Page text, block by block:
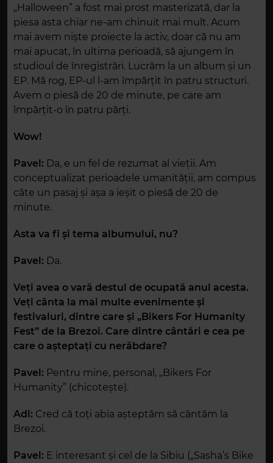
„Halloween” a fost mai prost masterizată, dar la
piesa asta chiar ne-am chinuit mai mult. Acum
mai avem niște proiecte la activ, doar că nu am
mai apucat, în ultima perioadă, să ajungem în
studioul de înregistrări. Lucrăm la un album și un
EP. Mă rog, EP-ul l-am împărțit în patru structuri.
Avem o piesă de 20 de minute, pe care am
împărțit-o în patru părți.
Wow!
Pavel: Da, e un fel de rezumat al vieții. Am
conceptualizat perioadele umanității, am compus
câte un pasaj și așa a ieșit o piesă de 20 de
minute.
Asta va fi și tema albumului, nu?
Pavel: Da.
Veți avea o vară destul de ocupată anul acesta.
Veți cânta la mai multe evenimente și
festivaluri, dintre care și „Bikers For Humanity
Fest” de la Brezoi. Care dintre cântări e cea pe
care o așteptați cu nerăbdare?
Pavel: Pentru mine, personal, „Bikers For
Humanity” (chicotește).
Adi: Cred că toți abia așteptăm să cântăm la
Brezoi.
Pavel: E interesant și cel de la Sibiu („Sasha’s Bike